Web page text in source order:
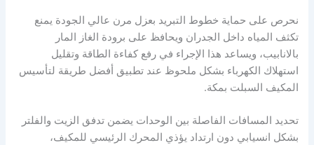
نحرص على حماية خطوط التبريد بعزل مرن عالي الجودة يمنع
تكثف المياه داخل الجدران ويحافظ على برودة الغاز المار
بالانابيب، ويساعد هذا الإجراء في رفع كفاءة الطاقة وتقليل
استهلاك الكهرباء بشكل ملحوظ عند تطبيق أفضل طريقة لتأسيس
المكيف السبلت بمكة.
تحديد المسافات الفاصلة بين الوحدات يضمن تدفق الزيت والفلتر
بشكل انسيابي دون ارتداد يؤذي المحرك الرئيسي للمكيف،